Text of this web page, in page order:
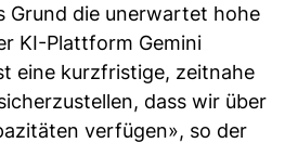
Grund die unerwartet hohe
KI-Plattform Gemini
eine kurzfristige, zeitnahe
dass wir über
verfügen», so der